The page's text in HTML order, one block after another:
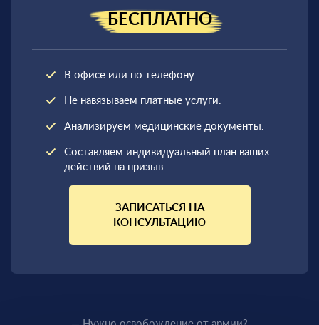
БЕСПЛАТНО
В офисе или по телефону.
Не навязываем платные услуги.
Анализируем медицинские документы.
Составляем индивидуальный план ваших
действий на призыв
ЗАПИСАТЬСЯ НА
КОНСУЛЬТАЦИЮ